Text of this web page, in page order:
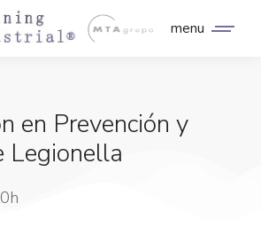
menu
en Prevención y
Legionella